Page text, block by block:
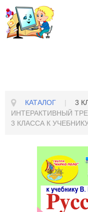
КАТАЛОГ | 3
ИНТЕРАКТИВНЫЙ
3 КЛАССА К